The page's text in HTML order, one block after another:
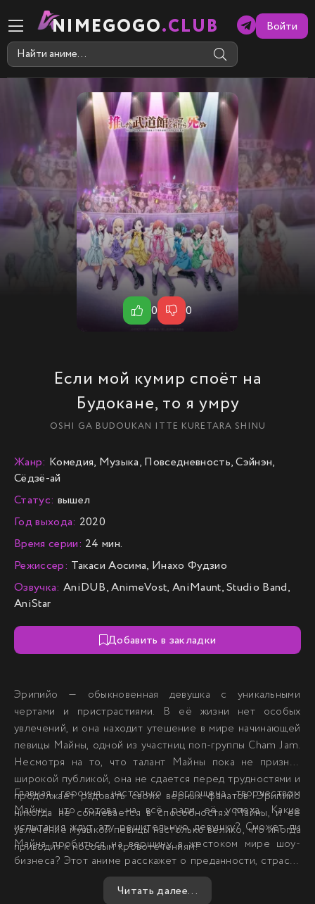
NIMEGOGO.CLUB Войти
Если мой кумир споёт на
Будокане, то я умру
OSHI GA BUDOUKAN ITTE KURETARA SHINU
0 0
Жанр: Комедия, Музыка, Повседневность, Сэйнэн,
Сёдзё-ай
Статус: вышел
Год выхода: 2020
Время серии: 24 мин.
Режиссер: Такаси Аосима, Инахо Фудзио
Озвучка: AniDUB, AnimeVost, AniMaunt, Studio Band,
AniStar
Добавить в закладки
Эрипийо — обыкновенная девушка с уникальными
чертами и пристрастиями. В её жизни нет особых
увлечений, и она находит утешение в мире начинающей
певицы Майны, одной из участниц поп-группы Cham Jam.
Несмотря на то, что талант Майны пока не признан
широкой публикой, она не сдается перед трудностями и
продолжает радовать своих верных фанатов. Эрипийо
никогда не сомневается в способностях Майны, и её
увлечение музыкой певицы настолько велико, что иногда
приводит к носовым кровотечениям!
Главная героиня настолько поглощена творчеством
Майны, что готова на всё ради её успеха. Какие
испытания ждут эту решительную девушку? Сможет ли
Майна пробиться на вершину в жестоком мире шоу-
бизнеса? Этот аниме расскажет о преданности, страсти
и неустанной вере в талант, который, несмотря на все
преграды, способен сиять ярче всего.
Читать далее...